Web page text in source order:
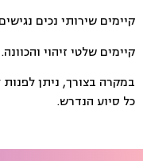
קיימים שירותי נכים
קיימים שלטי זיהוי והכוונה.
במקרה בצורך, ניתן
כל סיוע הנדרש.